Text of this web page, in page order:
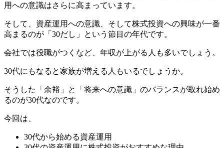
用への意識はさらに高まっています。
そして、資産運用への意識、そして株式投資への興味が一番
高まるのが「30だし」という節目の年代です。
会社では役職がつくなど、年収が上がる人も多いでしょう。
30代にもなると家族が増える人もいるでしょうか。
そうした「余裕」と「将来への意識」のバランスが取れ始め
るのが30代なのです。
今回は、
30代から始める資産運用